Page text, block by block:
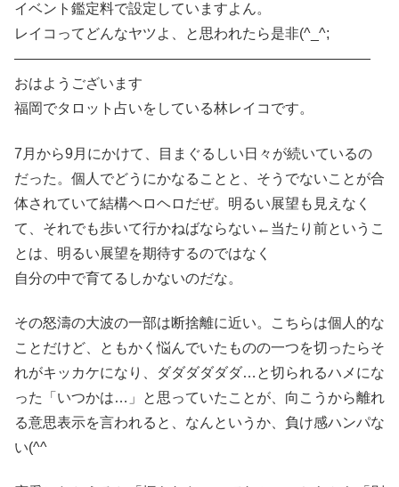
イベント鑑定料で設定していますよん。
レイコってどんなヤツよ、と思われたら是非(^_^;
―――――――――――――――――――――――――
おはようございます
福岡でタロット占いをしている林レイコです。
7月から9月にかけて、目まぐるしい日々が続いているの
だった。個人でどうにかなることと、そうでないことが合
体されていて結構ヘロヘロだぜ。明るい展望も見えなく
て、それでも歩いて行かねばならない←当たり前というこ
とは、明るい展望を期待するのではなく
自分の中で育てるしかないのだな。
その怒濤の大波の一部は断捨離に近い。こちらは個人的な
ことだけど、ともかく悩んでいたものの一つを切ったらそ
れがキッカケになり、ダダダダダダ…と切られるハメにな
った「いつかは…」と思っていたことが、向こうから離れ
る意思表示を言われると、なんというか、負け感ハンパな
い(^^ゞ